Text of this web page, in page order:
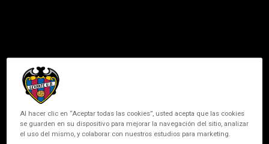
Al hacer clic en “Aceptar todas las cookies”, usted acepta que las cookies
se guarden en su dispositivo para mejorar la navegación del sitio, analizar
el uso del mismo, y colaborar con nuestros estudios para marketing.